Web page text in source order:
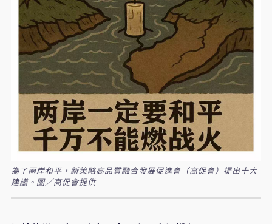
為了兩岸和平，新策略高品質融合發展促進會（高促會）提出十大
建議。圖／高促會提供